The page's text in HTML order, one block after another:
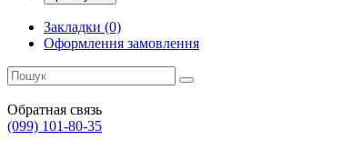
Закладки (0)
Оформлення замовлення
Обратная связь
(099) 101-80-35